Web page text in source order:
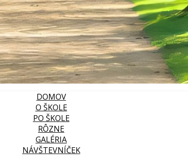
DOMOV
O ŠKOLE
PO ŠKOLE
RÔZNE
GALÉRIA
NÁVŠTEVNÍČEK